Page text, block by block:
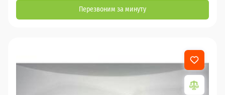
Перезвоним за минуту